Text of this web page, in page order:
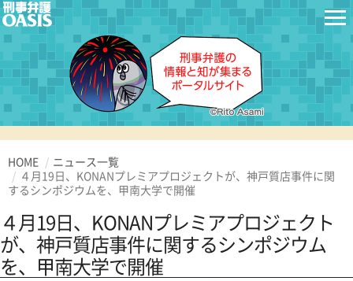
HOME
ニュース一覧
４月19日、KONANプレミアプロジェクトが、神戸質店事件に関
するシンポジウムを、甲南大学で開催
４月19日、KONANプレミアプロジェクト
が、神戸質店事件に関するシンポジウム
を、甲南大学で開催